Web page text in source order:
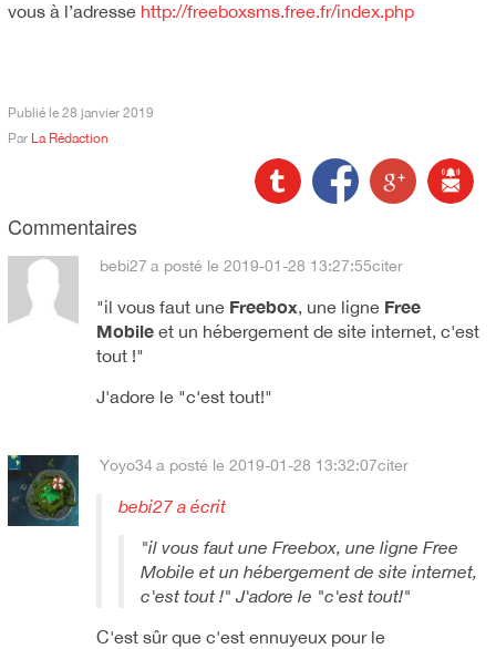
vous à l’adresse http://freeboxsms.free.fr/index.php
Publié le 28 janvier 2019
Par La Rédaction
Commentaires
bebi27 a posté le 2019-01-28 13:27:55citer
"il vous faut une Freebox, une ligne Free
Mobile et un hébergement de site internet, c'est
tout !"
J'adore le "c'est tout!"
Yoyo34 a posté le 2019-01-28 13:32:07citer
bebi27 a écrit
"il vous faut une Freebox, une ligne Free
Mobile et un hébergement de site internet,
c'est tout !" J'adore le "c'est tout!"
C'est sûr que c'est ennuyeux pour le